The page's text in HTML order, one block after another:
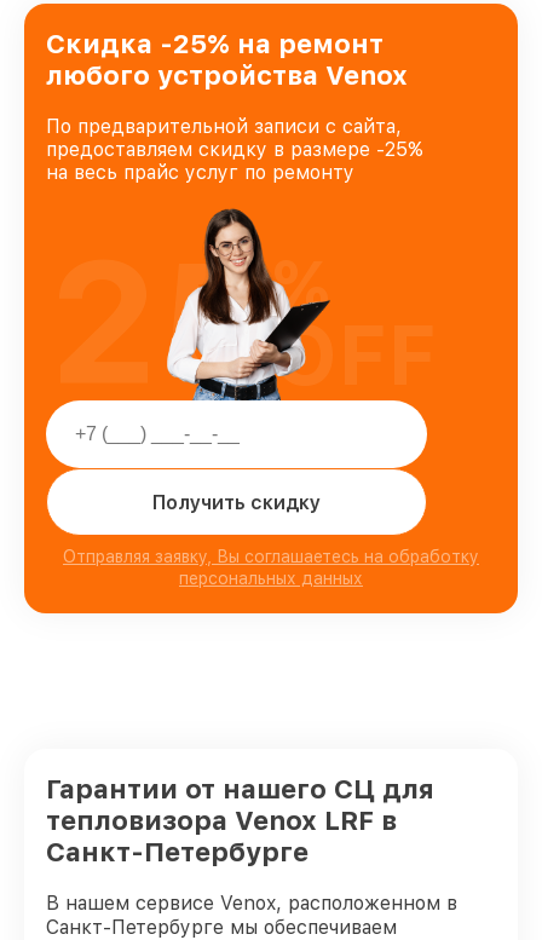
Скидка -25% на ремонт
любого устройства Venox
По предварительной записи с сайта,
предоставляем скидку в размере -25%
на весь прайс услуг по ремонту
Получить скидку
Отправляя заявку, Вы соглашаетесь на обработку
персональных данных
25%
OFF
Гарантии от нашего СЦ для
тепловизора Venox LRF в
Санкт-Петербурге
В нашем сервисе Venox, расположенном в
Санкт-Петербурге мы обеспечиваем